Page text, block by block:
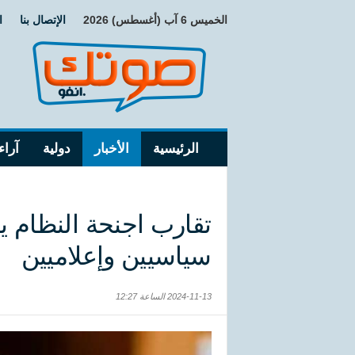
الخميس 6 آب (أغسطس) 2026 الإتصال بنا
الرئيسية الأخبار دولية
تقارب اجنحة
سياسيين وإعلاميين
2024-11-13 الساعة 12:27